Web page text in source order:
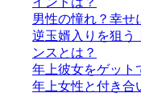
男性の憧れ？幸せ
逆玉婿入りを狙う
ンスとは？
年上彼女をゲット
年上女性と付き合